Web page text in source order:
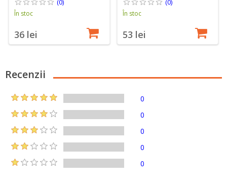
În stoc
36 lei
În stoc
53 lei
Recenzii
0
0
0
0
0